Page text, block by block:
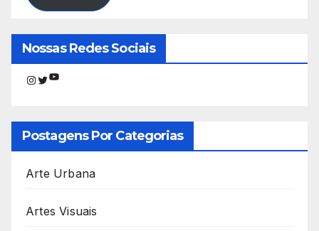
Nossas Redes Sociais
Instagram
Twitter
Youtube
Postagens Por Categorias
Arte Urbana
Artes Visuais